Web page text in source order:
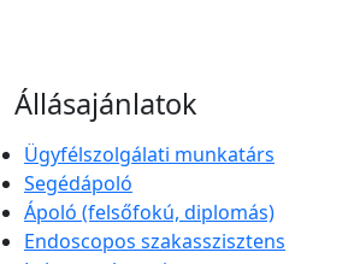
Állásajánlatok
Ügyfélszolgálati munkatárs
Segédápoló
Ápoló (felsőfokú, diplomás)
Endoscopos szakasszisztens